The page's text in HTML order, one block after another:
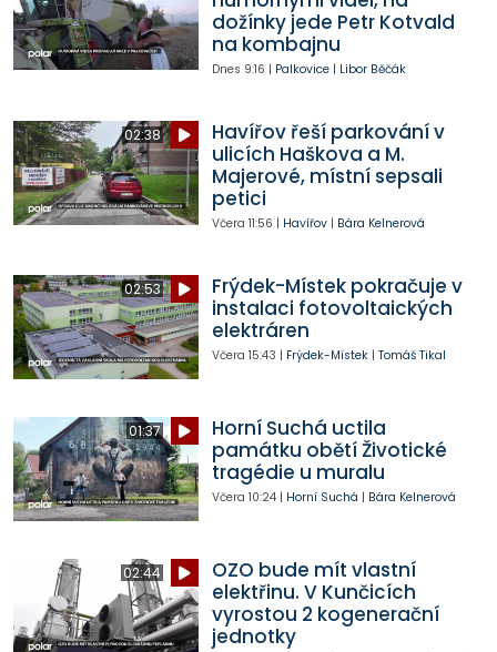
dožínky jede Petr Kotvald
na kombajnu
Dnes 9:16 | Palkovice| Libor Běčák
02:38
Havířov řeší parkování v
ulicích Haškova a M.
Majerové, místní sepsali
petici
Včera 11:56 | Havířov| Bára Kelnerová
02:53
Frýdek-Místek pokračuje v
instalaci fotovoltaických
elektráren
Včera 15:43 | Frýdek-Místek| Tomáš Tikal
01:37
Horní Suchá uctila
památku obětí Životické
tragédie u muralu
Včera 10:24| Horní Suchá | Bára Kelnerová
02:44
OZO bude mít vlastní
elektřinu. V Kunčicích
vyrostou 2 kogenerační
jednotky